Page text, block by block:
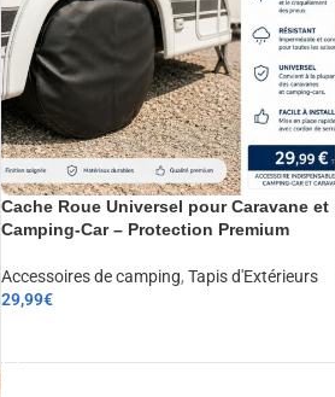
Cache Roue Universel pour Caravane et
Camping-Car – Protection Premium
Accessoires de camping, Tapis d'Extérieurs
29,99€